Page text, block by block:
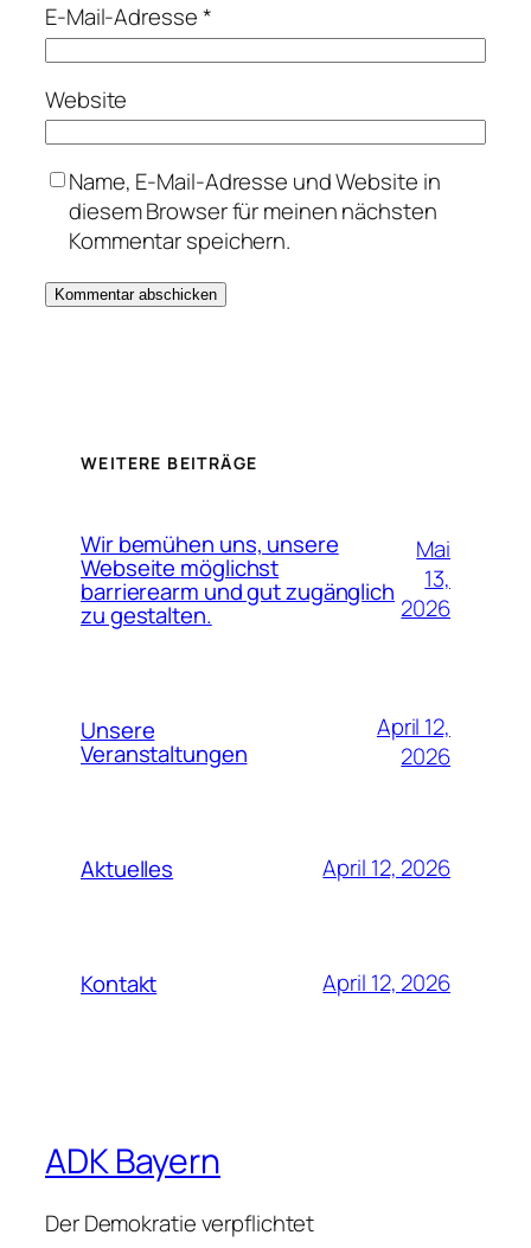
E-Mail-Adresse*
Website
Name, E-Mail-Adresse und Website in
diesem Browser für meinen nächsten
Kommentar speichern.
WEITERE BEITRÄGE
Wir bemühen uns, unsere
Webseite möglichst
barrierearm und gut zugänglich
zu gestalten.
Mai
13,
2026
Unsere
Veranstaltungen
April 12,
2026
Aktuelles April 12, 2026
Kontakt April 12, 2026
ADK Bayern
Der Demokratie verpflichtet